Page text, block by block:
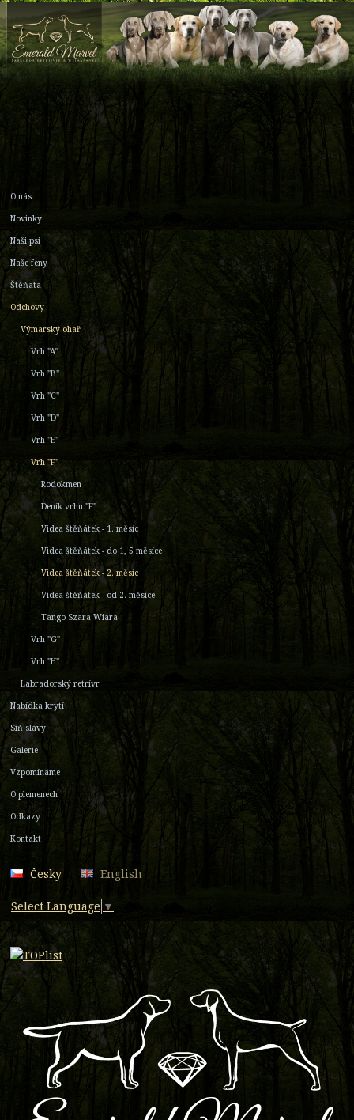
O nás
Novinky
Naši psi
Naše feny
Štěňata
Odchovy
Výmarský ohař
Vrh "A"
Vrh "B"
Vrh "C"
Vrh "D"
Vrh "E"
Vrh "F"
Rodokmen
Deník vrhu "F"
Videa štěňátek - 1. měsíc
Videa štěňátek - do 1, 5 měsíce
Videa štěňátek - 2. měsíc
Videa štěňátek - od 2. měsíce
Tango Szara Wiara
Vrh "G"
Vrh "H"
Labradorský retrívr
Nabídka krytí
Síň slávy
Galerie
Vzpomínáme
O plemenech
Odkazy
Kontakt
Česky English
Select Language ▼